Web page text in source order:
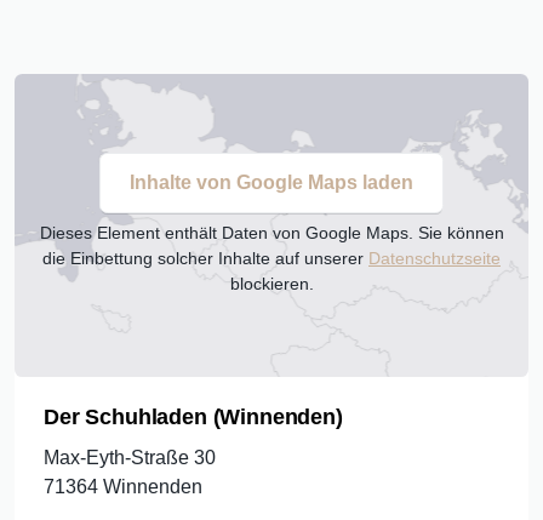
Kinderschuhen sowie Wander-, und Sportschuhe. Also für
jeden Anlass und jede Jahreszeit etwas dabei. Egal, ob Sie
nach eleganten Pumps, lässigen Sneaker, bequemen Boots
oder robusten Wanderschuhen suchen – bei uns werden
Sie fündig.
Top-Marken: Wir führen eine breite Palette an renommierten
Marken wie Gabor, Lowa, Skechers, Rieker, Adidas, Nike,
Puma, Hoff, Tamaris, Bugatti, Lloyd, Ricosta, Superfit,
Legero und viele mehr. Qualität und Stil stehen bei uns an
Persönlicher Service: Unser freundliches und kompetentes
Team steht Ihnen jederzeit gerne zur Verfügung und berät
Inhalte von Google Maps laden
Dieses Element enthält Daten von Google Maps. Sie können
die Einbettung solcher Inhalte auf unserer Datenschutzseite
blockieren.
Der Schuhladen (Winnenden)
Max-Eyth-Straße 30
71364 Winnenden